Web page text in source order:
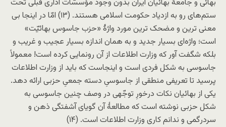
بهائی و جامعۀ بهائیان ایران بدون وجود مؤسسّات اداری قبلی تحت
ستم‌های رو به ازدیاد حکومت اسلامی هستند. (۱۳) امّا در اینجا بی
معنی ترین و مضحک ترین مورد واژۀ «حزب جاسوس بهائیّت»
است؛ واژه‌ای بسیار جدید و به همان اندازه بسیار عجیب و غریب و
بلکه شگفت آور که وزارت اطلاعات از آن رونمایی کرده است! معمولاً
جاسوسی به شکل فردی است و اینجاست که باید از وزارت اطلاعات
پرسید تا تعریفی منطقی از جاسوسیِ دسته جمعیِ حزبی ارائه دهد.
یکی از بهائیان نکات درخورِ توجّهی در وصف چنین جاسوسی به
شکل حزبی نوشته است که مطالعۀ آن گویای آشفتگی ذهن و
سردرگمی و ندانم کاری وزارت اطلاعات است. (۱۴)